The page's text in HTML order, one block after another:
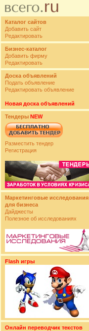
Каталог сайтов
Добавить сайт
Редактировать
Бизнес-каталог
Добавить фирму
Редактировать
Доска объявлений
Подать объявление
Редактировать объявление
Новая доска объявлений
Тендеры NEW
Разместить тендер
Регистрация
Маркетинговые исследования
для бизнеса
Дайджесты
Полезное об исследованиях
Flash игры
Онлайн переводчик текстов